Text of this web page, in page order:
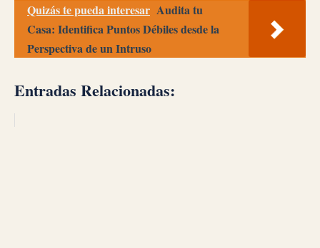
Quizás te pueda interesar Audita tu
Casa: Identifica Puntos Débiles desde la
Perspectiva de un Intruso
Entradas Relacionadas: